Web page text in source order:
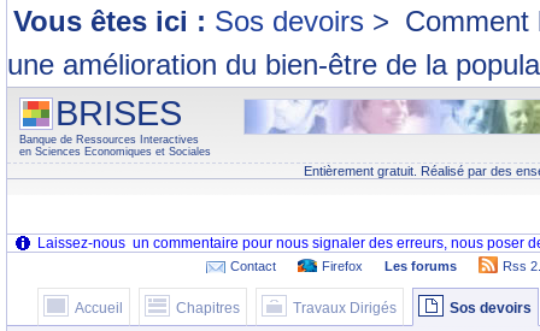
Vous êtes ici : Sos devoirs > Comment
une amélioration du bien-être de la
BRISES
Banque de Ressources Interactives
en Sciences Economiques et Sociales
Entièrement gratuit. Réalisé par des
Contact Firefox Les forums Rss
Accueil Chapitres Travaux Dirigés Sos devoirs